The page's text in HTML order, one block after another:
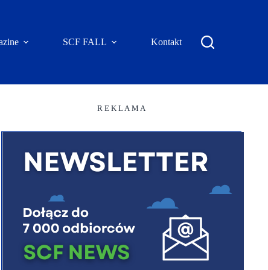
SCF FALL Kontakt
R E K L A M A